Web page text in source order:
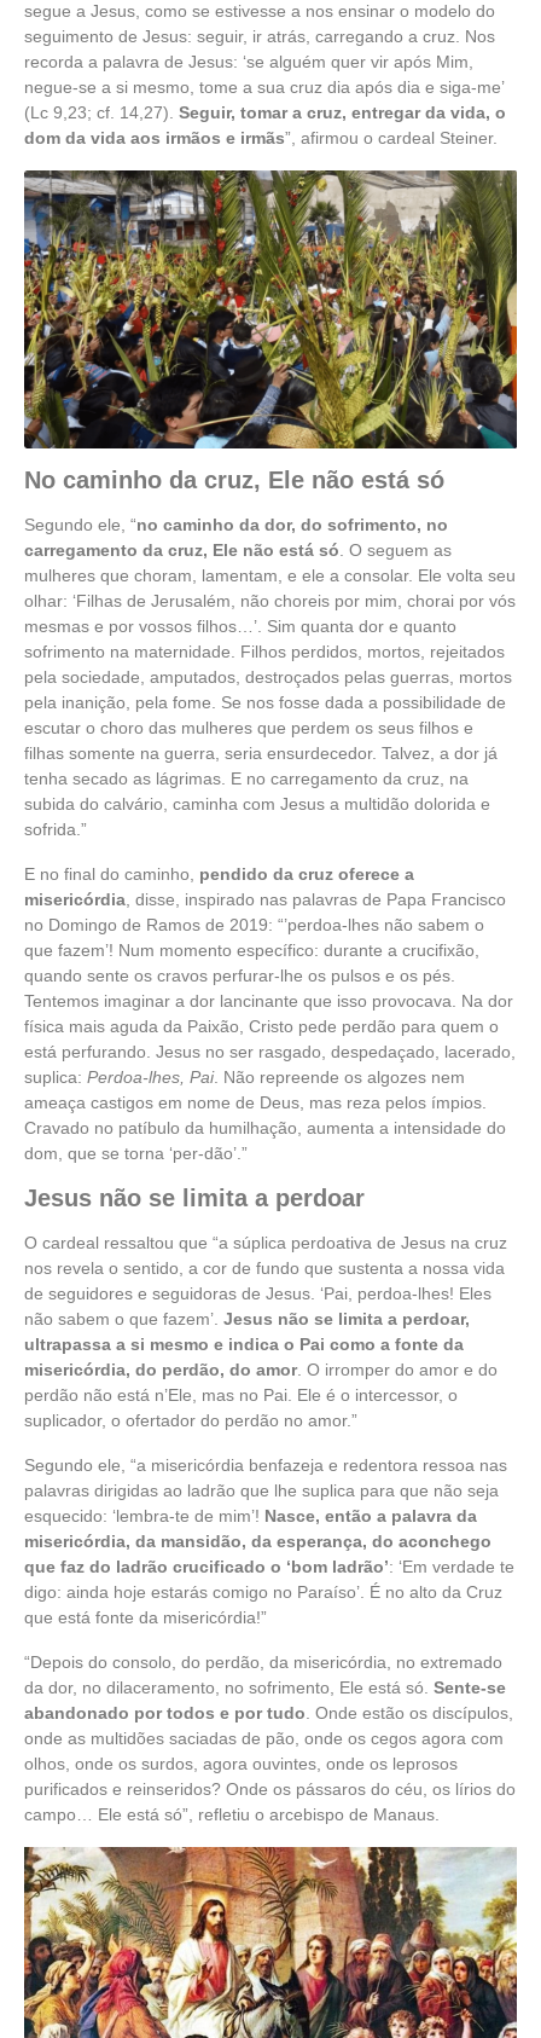
segue a Jesus, como se estivesse a nos ensinar o modelo do
seguimento de Jesus: seguir, ir atrás, carregando a cruz. Nos
recorda a palavra de Jesus: ‘se alguém quer vir após Mim,
negue-se a si mesmo, tome a sua cruz dia após dia e siga-me’
(Lc 9,23; cf. 14,27). Seguir, tomar a cruz, entregar da vida, o
dom da vida aos irmãos e irmãs”, afirmou o cardeal Steiner.
No caminho da cruz, Ele não está só
Segundo ele, “no caminho da dor, do sofrimento, no
carregamento da cruz, Ele não está só . O seguem as
mulheres que choram, lamentam, e ele a consolar. Ele volta seu
olhar: ‘Filhas de Jerusalém, não choreis por mim, chorai por vós
mesmas e por vossos filhos…’. Sim quanta dor e quanto
sofrimento na maternidade. Filhos perdidos, mortos, rejeitados
pela sociedade, amputados, destroçados pelas guerras, mortos
pela inanição, pela fome. Se nos fosse dada a possibilidade de
escutar o choro das mulheres que perdem os seus filhos e
filhas somente na guerra, seria ensurdecedor. Talvez, a dor já
tenha secado as lágrimas. E no carregamento da cruz, na
subida do calvário, caminha com Jesus a multidão dolorida e
sofrida.”
E no final do caminho, pendido da cruz oferece a
misericórdia , disse, inspirado nas palavras de Papa Francisco
no Domingo de Ramos de 2019: “’perdoa-lhes não sabem o
que fazem’! Num momento específico: durante a crucifixão,
quando sente os cravos perfurar-lhe os pulsos e os pés.
Tentemos imaginar a dor lancinante que isso provocava. Na dor
física mais aguda da Paixão, Cristo pede perdão para quem o
está perfurando. Jesus no ser rasgado, despedaçado, lacerado,
suplica: Perdoa-lhes, Pai. Não repreende os algozes nem
ameaça castigos em nome de Deus, mas reza pelos ímpios.
Cravado no patíbulo da humilhação, aumenta a intensidade do
dom, que se torna ‘per-dão’.”
Jesus não se limita a perdoar
O cardeal ressaltou que “a súplica perdoativa de Jesus na cruz
nos revela o sentido, a cor de fundo que sustenta a nossa vida
de seguidores e seguidoras de Jesus. ‘Pai, perdoa-lhes! Eles
não sabem o que fazem’. Jesus não se limita a perdoar,
ultrapassa a si mesmo e indica o Pai como a fonte da
misericórdia, do perdão, do amor. O irromper do amor e do
perdão não está n’Ele, mas no Pai. Ele é o intercessor, o
suplicador, o ofertador do perdão no amor.”
Segundo ele, “a misericórdia benfazeja e redentora ressoa nas
palavras dirigidas ao ladrão que lhe suplica para que não seja
esquecido: ‘lembra-te de mim’! Nasce, então a palavra da
misericórdia, da mansidão, da esperança, do aconchego
que faz do ladrão crucificado o ‘bom ladrão’: ‘Em verdade te
digo: ainda hoje estarás comigo no Paraíso’. É no alto da Cruz
que está fonte da misericórdia!”
“Depois do consolo, do perdão, da misericórdia, no extremado
da dor, no dilaceramento, no sofrimento, Ele está só. Sente-se
abandonado por todos e por tudo . Onde estão os discípulos,
onde as multidões saciadas de pão, onde os cegos agora com
olhos, onde os surdos, agora ouvintes, onde os leprosos
purificados e reinseridos? Onde os pássaros do céu, os lírios do
campo… Ele está só”, refletiu o arcebispo de Manaus.